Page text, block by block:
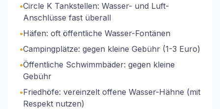
•Circle K Tankstellen: Wasser- und Luft-
Anschlüsse fast überall
•Häfen: oft öffentliche Wasser-Fontänen
•Campingplätze: gegen kleine Gebühr (1-3 Euro)
•Öffentliche Schwimmbäder: gegen kleine
Gebühr
•Friedhöfe: vereinzelt offene Wasser-Hähne (mit
Respekt nutzen)